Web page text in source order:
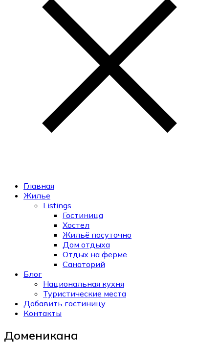
Главная
Жилье
Listings
Гостиница
Хостел
Жильё посуточно
Дом отдыха
Отдых на ферме
Санаторий
Блог
Национальная кухня
Туристические места
Добавить гостиницу
Контакты
Доменикана